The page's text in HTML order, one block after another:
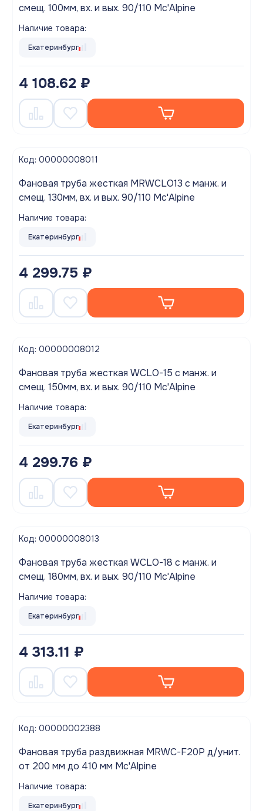
смещ. 100мм, вх. и вых. 90/110 Mc'Alpine
Наличие товара:
Екатеринбург
4 108.62 ₽
Код: 00000008011
Фановая труба жесткая MRWCLO13 с манж. и
смещ. 130мм, вх. и вых. 90/110 Mc'Alpine
Наличие товара:
Екатеринбург
4 299.75 ₽
Код: 00000008012
Фановая труба жесткая WCLO-15 с манж. и
смещ. 150мм, вх. и вых. 90/110 Mc'Alpine
Наличие товара:
Екатеринбург
4 299.76 ₽
Код: 00000008013
Фановая труба жесткая WCLO-18 с манж. и
смещ. 180мм, вх. и вых. 90/110 Mc'Alpine
Наличие товара:
Екатеринбург
4 313.11 ₽
Код: 00000002388
Фановая труба раздвижная MRWC-F20P д/унит.
от 200 мм до 410 мм Mc'Alpine
Наличие товара:
Екатеринбург